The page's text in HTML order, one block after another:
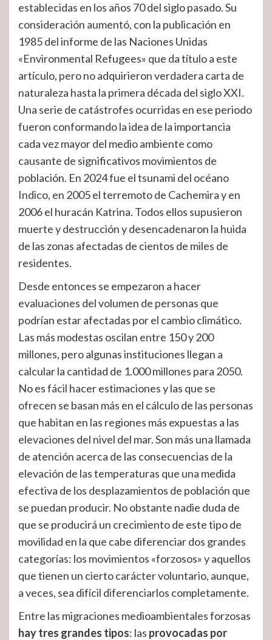
establecidas en los años 70 del siglo pasado. Su
consideración aumentó, con la publicación en
1985 del informe de las Naciones Unidas
«Environmental Refugees» que da título a este
artículo, pero no adquirieron verdadera carta de
naturaleza hasta la primera década del siglo XXI.
Una serie de catástrofes ocurridas en ese periodo
fueron conformando la idea de la importancia
cada vez mayor del medio ambiente como
causante de significativos movimientos de
población. En 2024 fue el tsunami del océano
Indico, en 2005 el terremoto de Cachemira y en
2006 el huracán Katrina. Todos ellos supusieron
muerte y destrucción y desencadenaron la huida
de las zonas afectadas de cientos de miles de
residentes.
Desde entonces se empezaron a hacer
evaluaciones del volumen de personas que
podrían estar afectadas por el cambio climático.
Las más modestas oscilan entre 150 y 200
millones, pero algunas instituciones llegan a
calcular la cantidad de 1.000 millones para 2050.
No es fácil hacer estimaciones y las que se
ofrecen se basan más en el cálculo de las personas
que habitan en las regiones más expuestas a las
elevaciones del nivel del mar. Son más una llamada
de atención acerca de las consecuencias de la
elevación de las temperaturas que una medida
efectiva de los desplazamientos de población que
se puedan producir. No obstante nadie duda de
que se producirá un crecimiento de este tipo de
movilidad en la que cabe diferenciar dos grandes
categorías: los movimientos «forzosos» y aquellos
que tienen un cierto carácter voluntario, aunque,
a veces, sea difícil diferenciarlos completamente.
Entre las migraciones medioambientales forzosas
hay tres grandes tipos: las provocadas por